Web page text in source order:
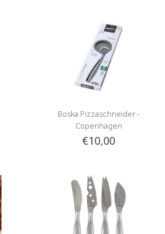
Boska Pizzaschneider -
Copenhagen
€10,00